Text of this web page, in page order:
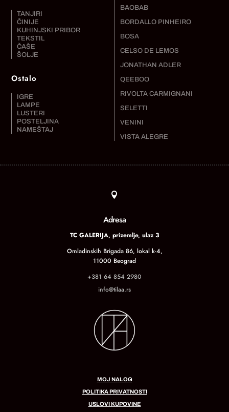
TANJIRI
ČINIJE
KUHINJSKI PRIBOR
TEKSTIL
ČAŠE
ŠOLJE
Ostalo
IGRE
LAMPE
LUSTERI
POSTELJINA
NAMEŠTAJ
BAOBAB
BORDALLO PINHEIRO
BOSA
CELSO DE LEMOS
JONATHAN ADLER
QEEBOO
RIVOLTA CARMIGNANI
SELETTI
VENINI
VISTA ALEGRE

Adresa
TC GALERIJA, prizemlje, ulaz 3
Omladinskih Brigada 86, lokal k-4,
11000 Beograd
+381 64 854 2980
info@tilaa.rs
MOJ NALOG
POLITIKA PRIVATNOSTI
USLOVI KUPOVINE